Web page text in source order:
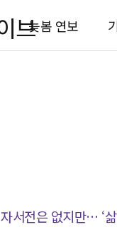
늦봄 연보
자서전은 없지만… ‘